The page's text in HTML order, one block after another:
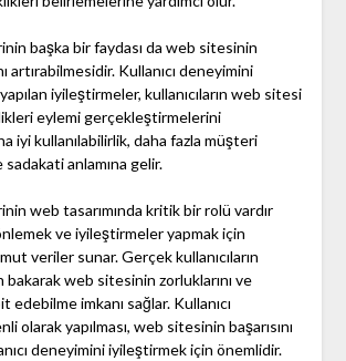
başka bir faydası da web sitesinin
artırabilmesidir. Kullanıcı deneyimini
iyileştirmeler, kullanıcıların web sitesi
eylemi gerçekleştirmelerini
iyi kullanılabilirlik, daha fazla müşteri
anlamına gelir.
web tasarımında kritik bir rolü vardır
ve iyileştirmeler yapmak için
veriler sunar. Gerçek kullanıcıların
web sitesinin zorluklarını ve
edebilme imkanı sağlar. Kullanıcı
olarak yapılması, web sitesinin başarısını
deneyimini iyileştirmek için önemlidir.